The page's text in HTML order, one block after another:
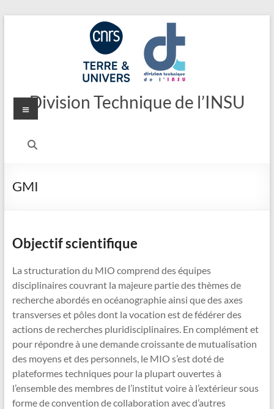
Division Technique de l’INSU
Menu
GMI
Objectif scientifique
La structuration du MIO comprend des équipes
disciplinaires couvrant la majeure partie des thèmes de
recherche abordés en océanographie ainsi que des axes
transverses et pôles dont la vocation est de fédérer des
actions de recherches pluridisciplinaires. En complément et
pour répondre à une demande croissante de mutualisation
des moyens et des personnels, le MIO s’est doté de
plateformes techniques pour la plupart ouvertes à
l’ensemble des membres de l’institut voire à l’extérieur sous
forme de convention de collaboration avec d’autres